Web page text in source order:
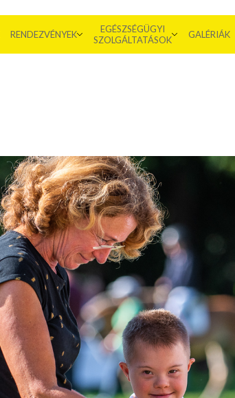
RENDEZVÉNYEK
EGÉSZSÉGÜGYI
SZOLGÁLTATÁSOK
GALÉRIÁK